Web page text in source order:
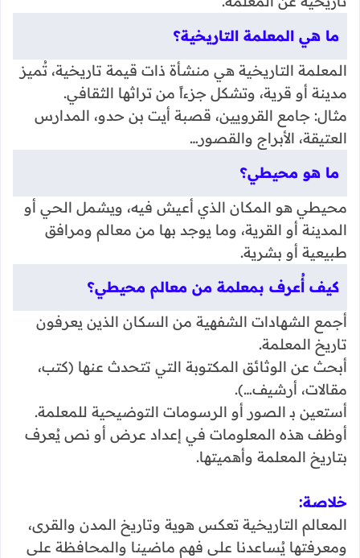
ما هي المعلمة التاريخية؟
المعلمة التاريخية هي منشأة ذات قيمة تاريخية، تُميز
مدينة أو قرية، وتشكل جزءاً من تراثها الثقافي.
مثال: جامع القرويين، قصبة أيت بن حدو، المدارس
العتيقة، الأبراج والقصور…
ما هو محيطي؟
محيطي هو المكان الذي أعيش فيه، ويشمل الحي أو
المدينة أو القرية، وما يوجد بها من معالم ومرافق
طبيعية أو بشرية.
كيف أُعرف بمعلمة من معالم محيطي؟
أجمع الشهادات الشفهية من السكان الذين يعرفون
تاريخ المعلمة.
أبحث عن الوثائق المكتوبة التي تتحدث عنها (كتب،
مقالات، أرشيف…).
أستعين بـ الصور أو الرسومات التوضيحية للمعلمة.
أوظف هذه المعلومات في إعداد عرض أو نص يُعرف
بتاريخ المعلمة وأهميتها.
خلاصة:
المعالم التاريخية تعكس هوية وتاريخ المدن والقرى،
ومعرفتها يُساعدنا على فهم ماضينا والمحافظة على